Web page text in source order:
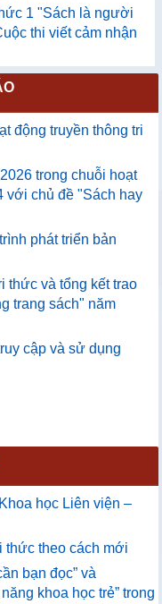
1 "Sách là người
thi viết cảm nhận
động truyền thông tri
trong chuỗi hoạt
với chủ đề "Sách hay
phát triển bản
thức và tổng kết trao
trang sách" năm
cập và sử dụng
học Liên viện –
thức theo cách mới
bạn đọc” và
khoa học trẻ” trong